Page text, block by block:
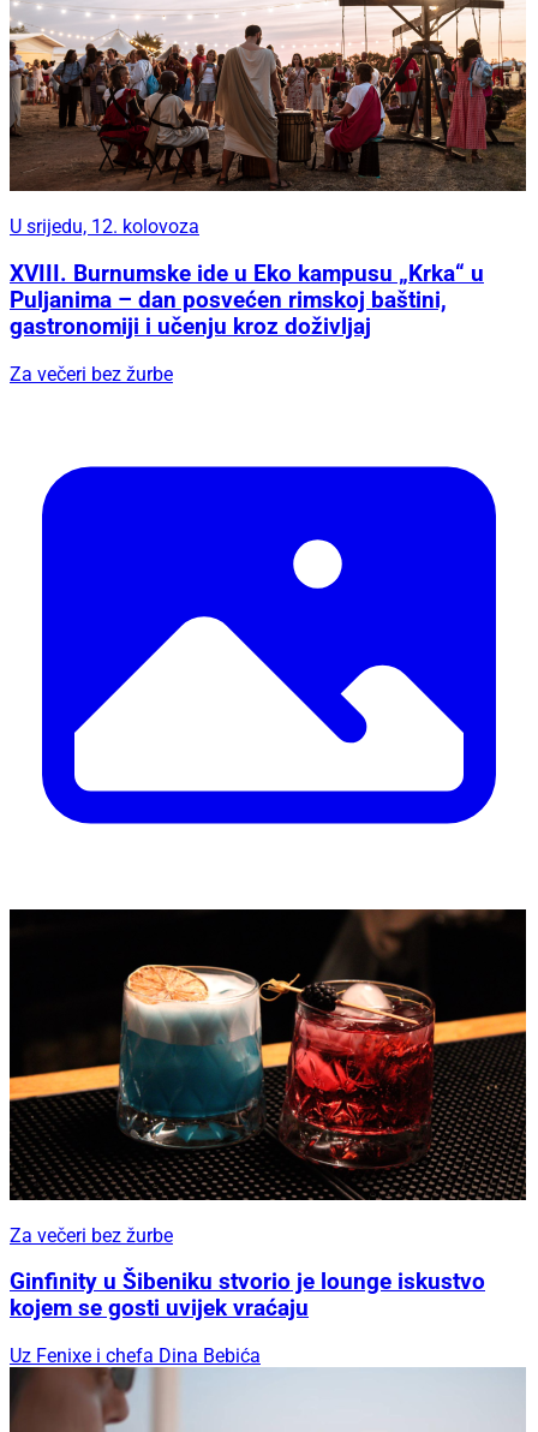
U srijedu, 12. kolovoza
XVIII. Burnumske ide u Eko kampusu „Krka“ u
Puljanima – dan posvećen rimskoj baštini,
gastronomiji i učenju kroz doživljaj
Za večeri bez žurbe
Za večeri bez žurbe
Ginfinity u Šibeniku stvorio je lounge iskustvo
kojem se gosti uvijek vraćaju
Uz Fenixe i chefa Dina Bebića